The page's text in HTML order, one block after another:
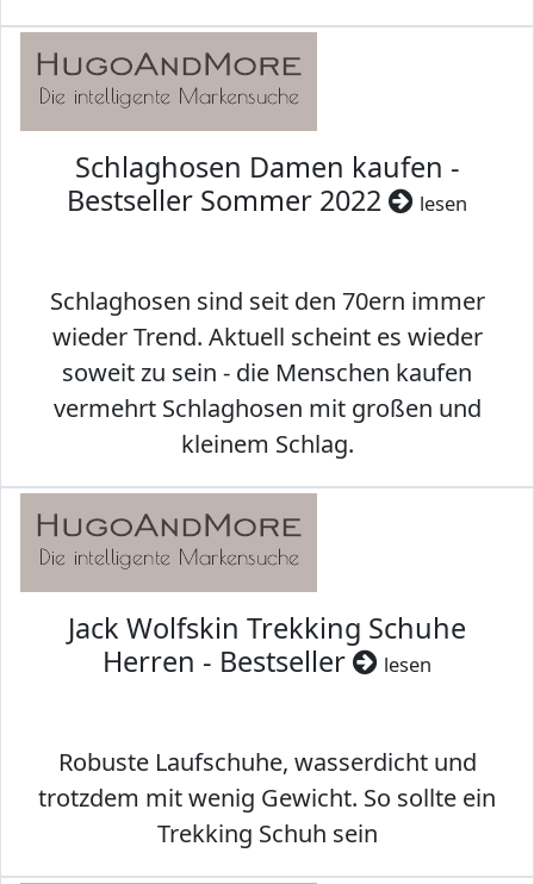
Schlaghosen Damen kaufen -
Bestseller Sommer 2022
lesen
Schlaghosen sind seit den 70ern immer
wieder Trend. Aktuell scheint es wieder
soweit zu sein - die Menschen kaufen
vermehrt Schlaghosen mit großen und
kleinem Schlag.
Jack Wolfskin Trekking Schuhe
Herren - Bestseller
lesen
Robuste Laufschuhe, wasserdicht und
trotzdem mit wenig Gewicht. So sollte ein
Trekking Schuh sein